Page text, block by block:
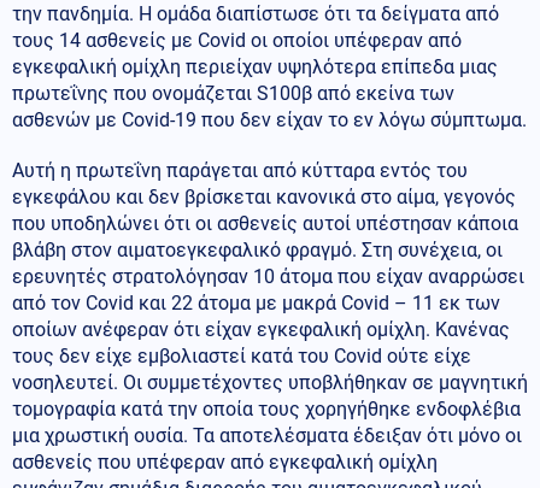
την πανδημία. Η ομάδα διαπίστωσε ότι τα δείγματα από
τους 14 ασθενείς με Covid οι οποίοι υπέφεραν από
εγκεφαλική ομίχλη περιείχαν υψηλότερα επίπεδα μιας
πρωτεΐνης που ονομάζεται S100β από εκείνα των
ασθενών με Covid-19 που δεν είχαν το εν λόγω σύμπτωμα.
Αυτή η πρωτεΐνη παράγεται από κύτταρα εντός του
εγκεφάλου και δεν βρίσκεται κανονικά στο αίμα, γεγονός
που υποδηλώνει ότι οι ασθενείς αυτοί υπέστησαν κάποια
βλάβη στον αιματοεγκεφαλικό φραγμό. Στη συνέχεια, οι
ερευνητές στρατολόγησαν 10 άτομα που είχαν αναρρώσει
από τον Covid και 22 άτομα με μακρά Covid – 11 εκ των
οποίων ανέφεραν ότι είχαν εγκεφαλική ομίχλη. Κανένας
τους δεν είχε εμβολιαστεί κατά του Covid ούτε είχε
νοσηλευτεί. Οι συμμετέχοντες υποβλήθηκαν σε μαγνητική
τομογραφία κατά την οποία τους χορηγήθηκε ενδοφλέβια
μια χρωστική ουσία. Τα αποτελέσματα έδειξαν ότι μόνο οι
ασθενείς που υπέφεραν από εγκεφαλική ομίχλη